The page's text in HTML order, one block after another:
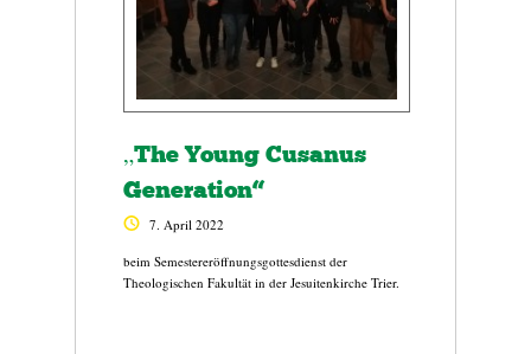
„The Young Cusanus
Generation“
7. April 2022
beim Semestereröffnungsgottesdienst der
Theologischen Fakultät in der Jesuitenkirche Trier.